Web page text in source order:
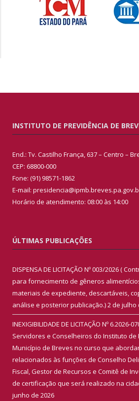
INSTITUTO DE PREVIDÊNCIA DE
End.: Tv. Castilho França, 637 – Centro –
CEP: 68800-000
Fone: (91) 98571-1862
E-mail:
Horário de atendimento: 08:00 às 14:00
ÚLTIMAS PUBLICAÇÕES
DISPENSA DE LICITAÇÃO Nº 003/2026 (
para fornecimento de gêneros
materiais de expediente, descartáveis,
análise e posterior publicação.)2 de julho
INEXIGIBILIDADE DE LICITAÇÃO Nº 6.2026-
Servidores e Conselheiros do Instituto de
Município de Breves no curso que
relacionados às funções de Conselho
Fiscal, Gestor de Recursos e Comitê de
de certificação que será realizado na
junho de 2026